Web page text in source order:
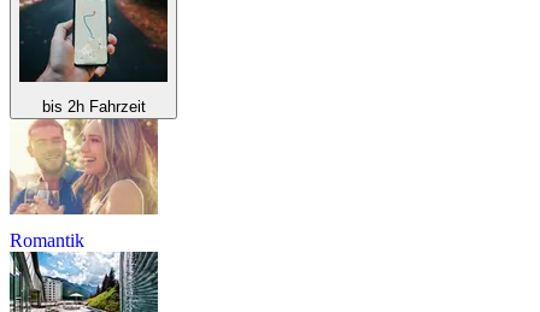
bis 2h Fahrzeit
Romantik